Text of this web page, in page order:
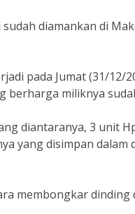
diamankan di
pada Jumat (31/12/
berharga miliknya
diantaranya, 3 unit
yang disimpan dalam
membongkar